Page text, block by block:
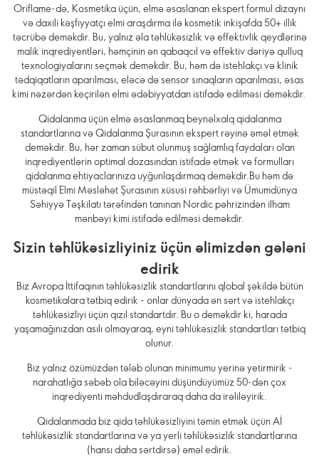
Oriflame-də, Kosmetika üçün, elmə əsaslanan ekspert formul dizaynı
və daxili kəşfiyyatçı elmi araşdırma ilə kosmetik inkişafda 50+ illik
təcrübə deməkdir. Bu, yalnız əla təhlükəsizlik və effektivlik qeydlərinə
malik inqrediyentləri, həmçinin ən qabaqcıl və effektiv dəriyə qulluq
texnologiyalarını seçmək deməkdir. Bu, həm də istehlakçı və klinik
tədqiqatların aparılması, eləcə də sensor sınaqların aparılması, əsas
kimi nəzərdən keçirilən elmi ədəbiyyatdan istifadə edilməsi deməkdir.
Qidalanma üçün elmə əsaslanmaq beynəlxalq qidalanma
standartlarına və Qidalanma Şurasının ekspert rəyinə əməl etmək
deməkdir. Bu, hər zaman sübut olunmuş sağlamlıq faydaları olan
inqrediyentlərin optimal dozasından istifadə etmək və formulları
qidalanma ehtiyaclarınıza uyğunlaşdırmaq deməkdir.Bu həm də
müstəqil Elmi Məsləhət Şurasının xüsusi rəhbərliyi və Ümumdünya
Səhiyyə Təşkilatı tərəfindən tanınan Nordic pəhrizindən ilham
mənbəyi kimi istifadə edilməsi deməkdir.
Sizin təhlükəsizliyiniz üçün əlimizdən gələni
edirik
Biz Avropa İttifaqının təhlükəsizlik standartlarını qlobal şəkildə bütün
kosmetikalara tətbiq edirik - onlar dünyada ən sərt və istehlakçı
təhlükəsizliyi üçün qızıl standartdır. Bu o deməkdir ki, harada
yaşamağınızdan asılı olmayaraq, eyni təhlükəsizlik standartları tətbiq
olunur.
Biz yalnız özümüzdən tələb olunan minimumu yerinə yetirmirik -
narahatlığa səbəb ola biləcəyini düşündüyümüz 50-dən çox
inqrediyenti məhdudlaşdıraraq daha da irəliləyirik.
Qidalanmada biz qida təhlükəsizliyini təmin etmək üçün Aİ
təhlükəsizlik standartlarına və ya yerli təhlükəsizlik standartlarına
(hansı daha sərtdirsə) əməl edirik.